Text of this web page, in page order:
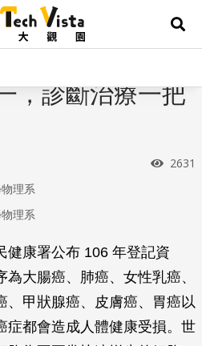
展
，診斷治療一把
理系
理系
健康署公布 106 年登記資